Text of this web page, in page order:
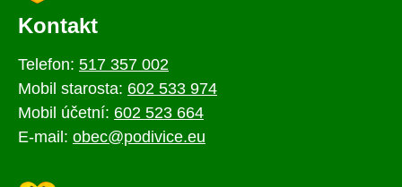
Kontakt
Telefon: 517 357 002
Mobil starosta: 602 533 974
Mobil účetní: 602 523 664
E-mail: obec@podivice.eu